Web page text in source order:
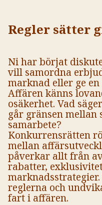
Regler sätter
Ni har börjat
vill samordna
marknad eller ge
Affären känns
osäkerhet. Vad
går gränsen
samarbete?
Konkurrensrätten
mellan
påverkar allt från
rabatter,
reglerna och
fart i affären.